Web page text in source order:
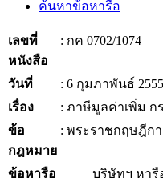
ค้นหาข้อหารือ
เลขที่
หนังสือ
: กค 0702/1074
วันที่
: 6 กุมภาพันธ์ 2555
เรื่อง
: ภาษีมูลค่าเพิ่ม ก
ข้อ
กฎหมาย
: พระราชกฤษฎีกา
ข้อหารือ
บริษัทฯ หารือ